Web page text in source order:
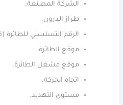
الشركة المصنعة.
طراز الدرون.
الرقم التسلسلي للطائرة
موقع الطائرة.
موقع مشغل الطائرة.
اتجاه الحركة.
مستوى التهديد.